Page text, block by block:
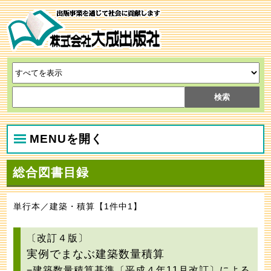
MENUを開く
総合図書目録
単行本／建築・積算【1件中1】
〔改訂４版〕
実例でまなぶ建築数量積算